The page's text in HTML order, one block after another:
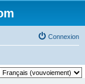
Connexion